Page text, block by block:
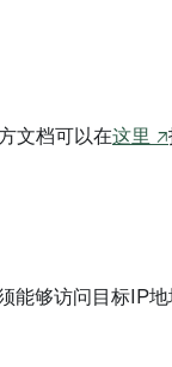
文档可以在这里 ↗
能够访问目标IP